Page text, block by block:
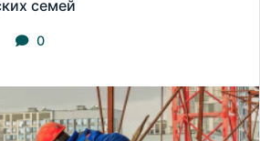
семей
0